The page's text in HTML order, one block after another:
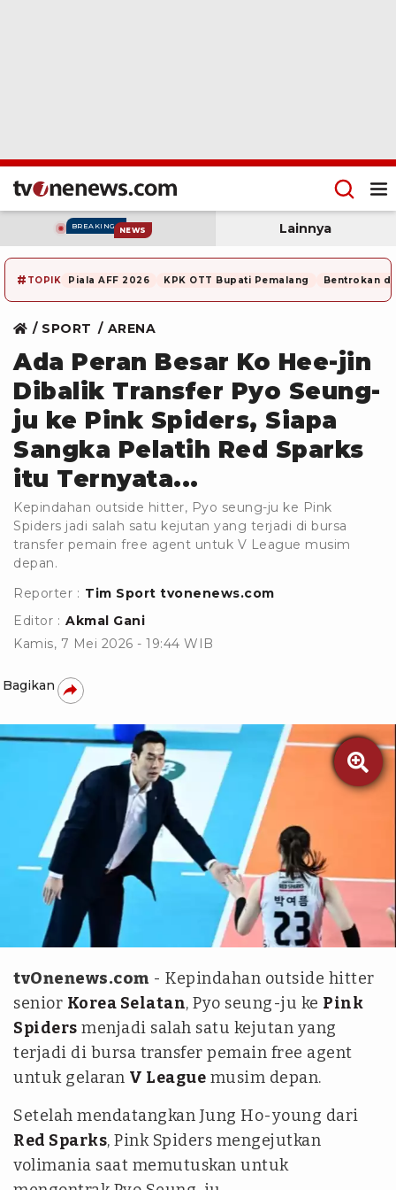
BREAKING NEWS Lainnya
# TOPIK Piala AFF 2026 KPK OTT Bupati Pemalang Bentrokan di
SPORT ARENA
Ada Peran Besar Ko Hee-jin
Dibalik Transfer Pyo Seung-
ju ke Pink Spiders, Siapa
Sangka Pelatih Red Sparks
itu Ternyata...
Kepindahan outside hitter, Pyo seung-ju ke Pink
Spiders jadi salah satu kejutan yang terjadi di bursa
transfer pemain free agent untuk V League musim
depan.
Reporter : Tim Sport tvonenews.com
Editor : Akmal Gani
Kamis, 7 Mei 2026 - 19:44 WIB
Bagikan

KOVO
tvOnenews.com - Kepindahan outside hitter
senior Korea Selatan, Pyo seung-ju ke Pink
Spiders menjadi salah satu kejutan yang
terjadi di bursa transfer pemain free agent
untuk gelaran V League musim depan.
Setelah mendatangkan Jung Ho-young dari
Red Sparks, Pink Spiders mengejutkan
volimania saat memutuskan untuk